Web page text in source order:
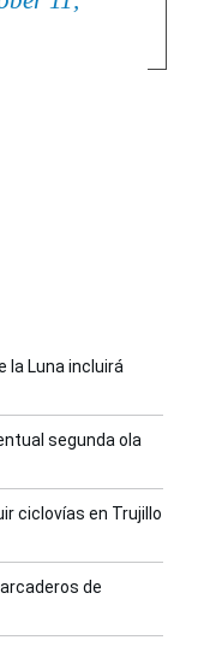
la Luna incluirá
segunda ola
ciclovías en Trujillo
de